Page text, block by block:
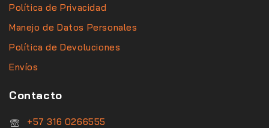
Política de Privacidad
Manejo de Datos Personales
Política de Devoluciones
Envíos
Contacto
‪+57 316 0266555‬